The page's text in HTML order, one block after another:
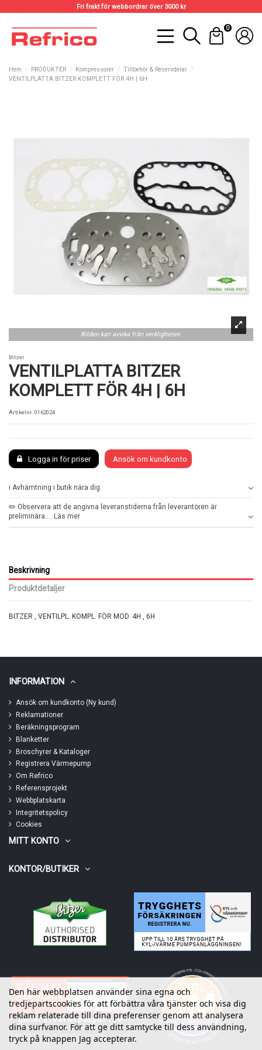
Fri frakt för webbordrar över 3000 kr
0
Hem PRODUKTER Kompressorer
Tillbehör & Reservdelar
VENTILPLATTA BITZER KOMPLETT FÖR 4H | 6H
Bilden kan avvika från verkligheten.
Bitzer
VENTILPLATTA BITZER
KOMPLETT FÖR 4H | 6H
Artikelnr. 0162024
Logga in för priser Ansök om kundkonto
ℹ️ Avhämtning i butik nära dig
✏️ Observera att de angivna leveranstiderna från leverantören är
preliminära ... Läs mer
Beskrivning
Produktdetaljer
BITZER , VENTILPL. KOMPL. FÖR MOD. 4H , 6H
INFORMATION
Ansök om kundkonto (Ny kund)
Reklamationer
Beräkningsprogram
Blanketter
Broschyrer & Kataloger
Registrera Värmepump
Om Refrico
Referensprojekt
Webbplatskarta
Integritetspolicy
Cookies
MITT KONTO
KONTOR/BUTIKER
Den här webbplatsen använder sina egna och
tredjepartscookies för att förbättra våra tjänster och visa dig
reklam relaterade till dina preferenser genom att analysera
dina surfvanor. För att ge ditt samtycke till dess användning,
tryck på knappen Jag accepterar.